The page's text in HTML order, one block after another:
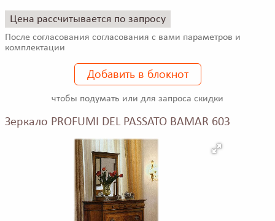
Цена рассчитывается по запросу
После согласования согласования с вами параметров и
комплектации
Добавить в блокнот
чтобы подумать или для запроса скидки
Зеркало PROFUMI DEL PASSATO BAMAR 603